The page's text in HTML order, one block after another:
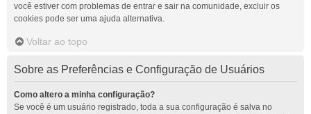
você estiver com problemas de entrar e sair na comunidade, excluir os
cookies pode ser uma ajuda alternativa.
Voltar ao topo
Sobre as Preferências e Configuração de Usuários
Como altero a minha configuração?
Se você é um usuário registrado, toda a sua configuração é salva no